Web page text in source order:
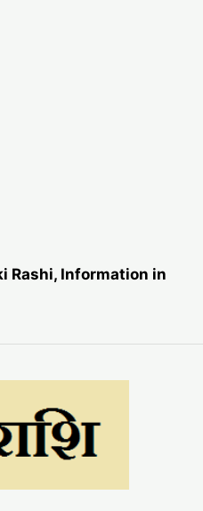
Rashi, Information in